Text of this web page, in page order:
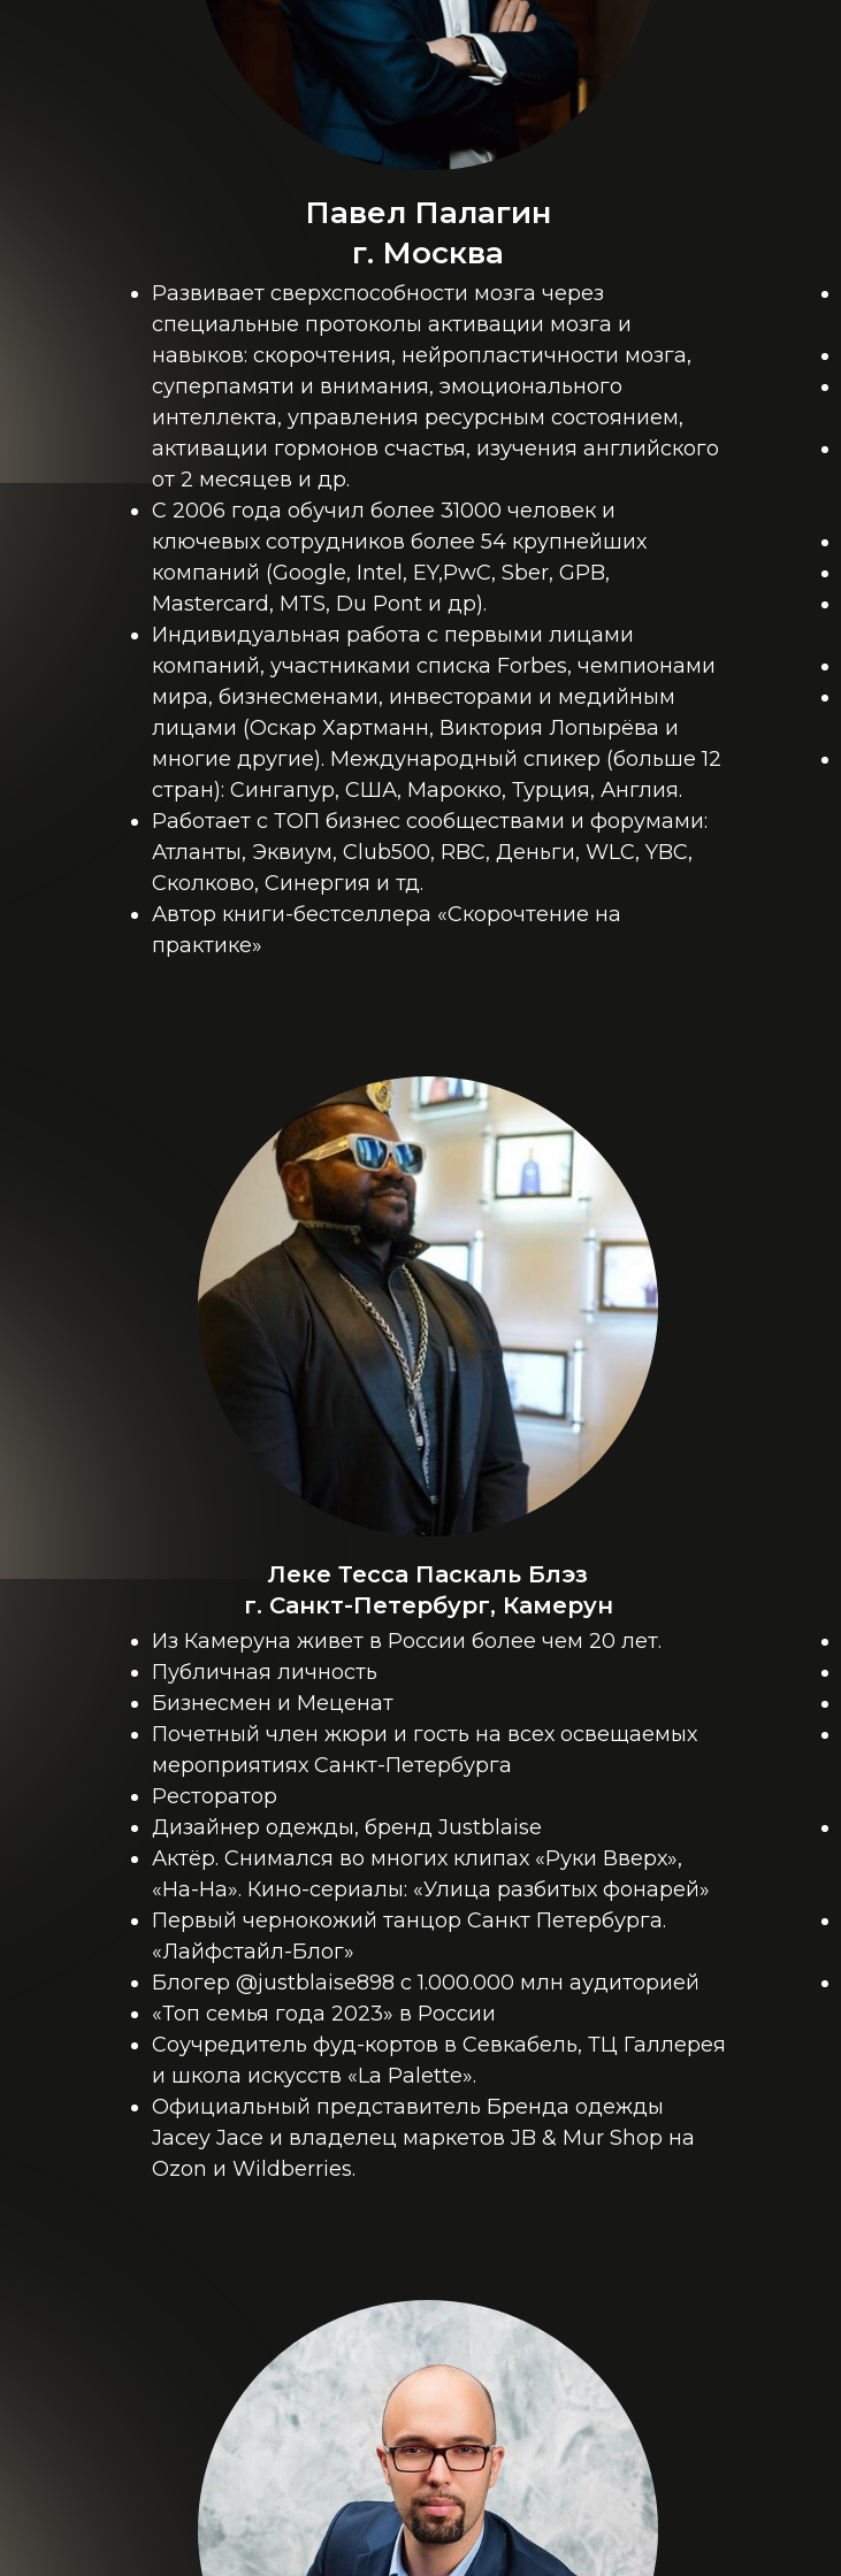
Павел Палагин
г. Москва
Развивает сверхспособности мозга через
специальные протоколы активации мозга и
навыков: скорочтения, нейропластичности мозга,
суперпамяти и внимания, эмоционального
интеллекта, управления ресурсным состоянием,
активации гормонов счастья, изучения английского
от 2 месяцев и др.
С 2006 года обучил более 31000 человек и
ключевых сотрудников более 54 крупнейших
компаний (Google, Intel, EY,PwC, Sber, GPB,
Mastercard, MTS, Du Pont и др).
Индивидуальная работа с первыми лицами
компаний, участниками списка Forbes, чемпионами
мира, бизнесменами, инвесторами и медийным
лицами (Оскар Хартманн, Виктория Лопырёва и
многие другие). Международный спикер (больше 12
стран): Сингапур, США, Марокко, Турция, Англия.
Работает с ТОП бизнес сообществами и форумами:
Атланты, Эквиум, Club500, RBC, Деньги, WLC, YBC,
Сколково, Синергия и тд.
Автор книги-бестселлера «Скорочтение на
практике»
Леке Тесса Паскаль Блэз
г. Санкт-Петербург, Камерун
Из Камеруна живет в России более чем 20 лет.
Публичная личность
Бизнесмен и Меценат
Почетный член жюри и гость на всех освещаемых
мероприятиях Санкт-Петербурга
Ресторатор
Дизайнер одежды, бренд Justblaise
Актёр. Снимался во многих клипах «Руки Вверх»,
«На-На». Кино-сериалы: «Улица разбитых фонарей»
Первый чернокожий танцор Санкт Петербурга.
«Лайфстайл-Блог»
Блогер @justblaise898 с 1.000.000 млн аудиторией
«Топ семья года 2023» в России
Соучредитель фуд-кортов в Севкабель, ТЦ Галлерея
и школа искусств «La Palette».
Официальный представитель Бренда одежды
Jacey Jace и владелец маркетов JB & Mur Shop на
Ozon и Wildberries.